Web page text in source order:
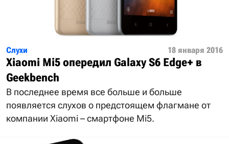
Слухи 18 января 2016
Xiaomi Mi5 опередил Galaxy S6 Edge+ в
Geekbench
В последнее время все больше и больше
появляется слухов о предстоящем флагмане от
компании Xiaomi – смартфоне Mi5.